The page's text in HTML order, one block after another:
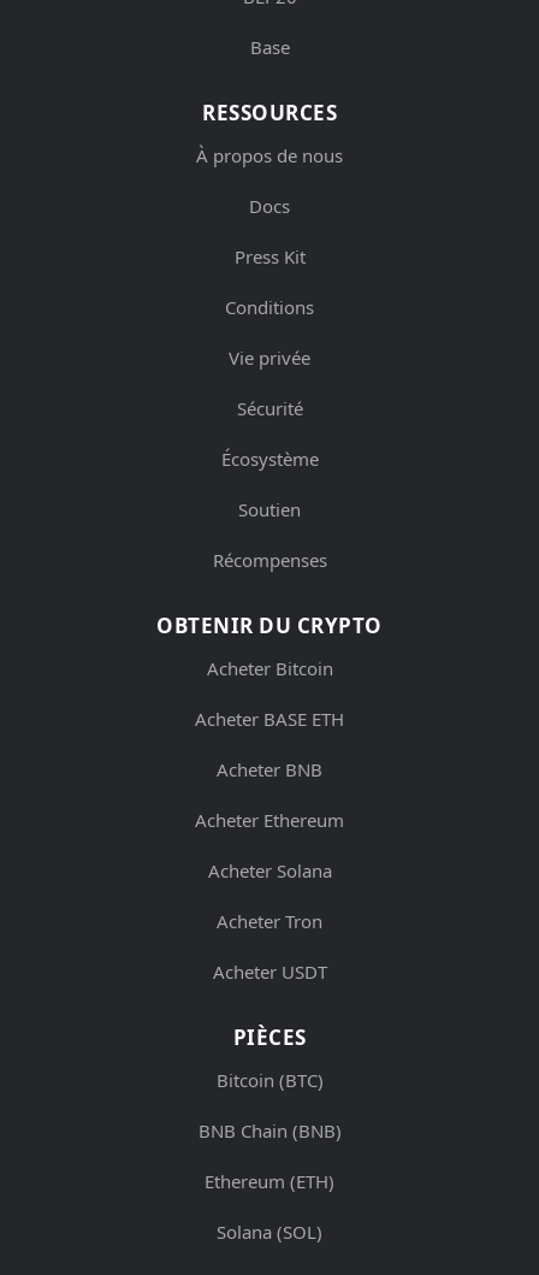
Base
RESSOURCES
À propos de nous
Docs
Press Kit
Conditions
Vie privée
Sécurité
Écosystème
Soutien
Récompenses
OBTENIR DU CRYPTO
Acheter Bitcoin
Acheter BASE ETH
Acheter BNB
Acheter Ethereum
Acheter Solana
Acheter Tron
Acheter USDT
PIÈCES
Bitcoin (BTC)
BNB Chain (BNB)
Ethereum (ETH)
Solana (SOL)